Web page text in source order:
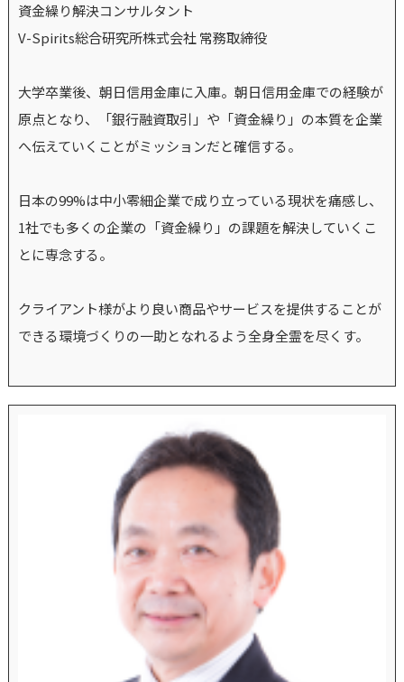
資金繰り解決コンサルタント
V-Spirits総合研究所株式会社 常務取締役
大学卒業後、朝日信用金庫に入庫。朝日信用金庫での経験が
原点となり、「銀行融資取引」や「資金繰り」の本質を企業
へ伝えていくことがミッションだと確信する。
日本の99%は中小零細企業で成り立っている現状を痛感し、
1社でも多くの企業の「資金繰り」の課題を解決していくこ
とに専念する。
クライアント様がより良い商品やサービスを提供することが
できる環境づくりの一助となれるよう全身全霊を尽くす。